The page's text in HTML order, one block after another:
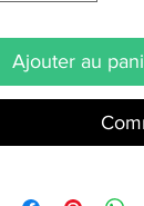
Ajouter au